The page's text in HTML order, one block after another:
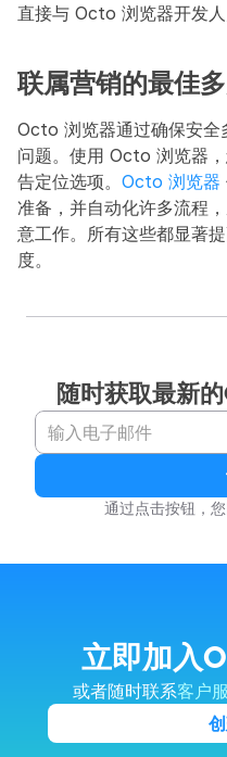
直接与 Octo 浏览器开发人
联属营销的最佳
Octo 浏览器通过确保安全
问题。使用 Octo 浏览器
告定位选项。 Octo 浏览器
准备，并自动化许多流程
意工作。所有这些都显著
度。
随时获取最新
通过点击按钮，
立即加入
或者随时联系客户